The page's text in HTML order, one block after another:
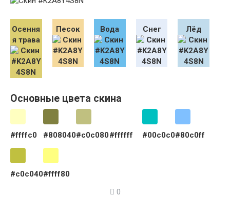
Осення
я трава
Песок Вода Снег Лёд
Основные цвета скина
#ffffc0 #808040#c0c080#ffffff #00c0c0#80c0ff
#c0c040#ffff80
0